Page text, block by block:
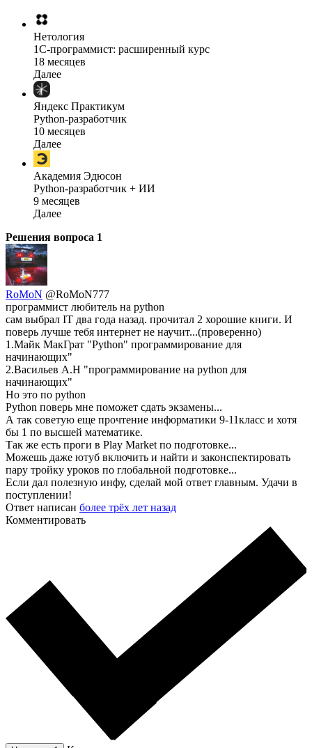
Нетология
1C-программист: расширенный курс
18 месяцев
Далее
Яндекс Практикум
Python-разработчик
10 месяцев
Далее
Академия Эдюсон
Python-разработчик + ИИ
9 месяцев
Далее
Решения вопроса 1
RoMoN @RoMoN777
программист любитель на python
сам выбрал IT два года назад. прочитал 2 хорошие книги. И
поверь лучше тебя интернет не научит...(проверенно)
1.Майк МакГрат "Python" программирование для
начинающих"
2.Васильев А.Н "программирование на python для
начинающих"
Но это по python
Python поверь мне поможет сдать экзамены...
А так советую еще прочтение информатики 9-11класс и хотя
бы 1 по высшей математике.
Так же есть проги в Play Market по подготовке...
Можешь даже ютуб включить и найти и законспектировать
пару тройку уроков по глобальной подготовке...
Если дал полезную инфу, сделай мой ответ главным. Удачи в
поступлении!
Ответ написан более трёх лет назад
Комментировать